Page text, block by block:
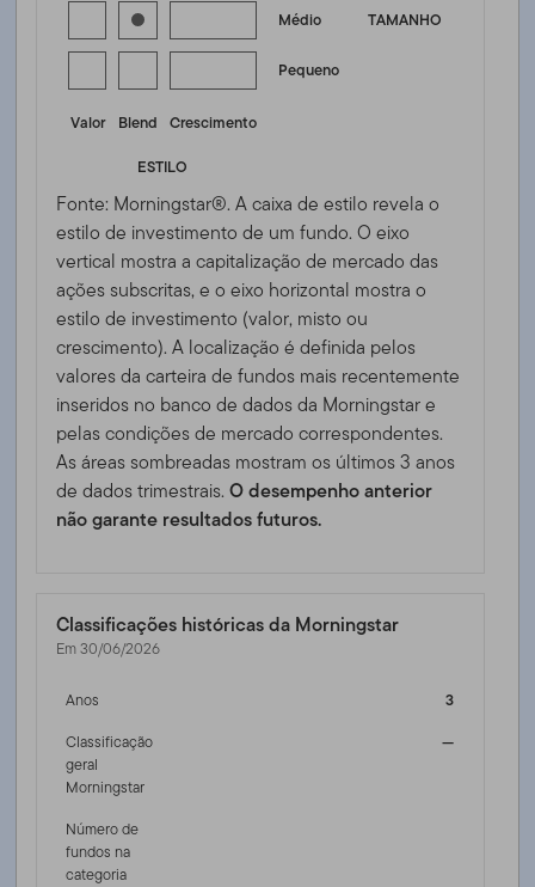
TAMANHO
Médio
Pequeno
Valor Blend
Crescimento
ESTILO
Fonte: Morningstar®. A caixa de estilo revela o
estilo de investimento de um fundo. O eixo
vertical mostra a capitalização de mercado das
ações subscritas, e o eixo horizontal mostra o
estilo de investimento (valor, misto ou
crescimento). A localização é definida pelos
valores da carteira de fundos mais recentemente
inseridos no banco de dados da Morningstar e
pelas condições de mercado correspondentes.
As áreas sombreadas mostram os últimos 3 anos
de dados trimestrais.O desempenho anterior
não garante resultados futuros.
Classificações históricas da Morningstar
Em 30/06/2026
Anos
3
Classificação
geral
Morningstar
—
Número de
fundos na
categoria